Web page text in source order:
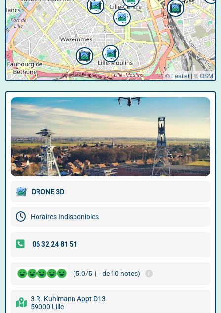
© Leaflet| ©OSM
DRONE 3D
Horaires Indisponibles
(5.0/5 | - de 10 notes)
3 R. Kuhlmann Appt D13
59000 Lille